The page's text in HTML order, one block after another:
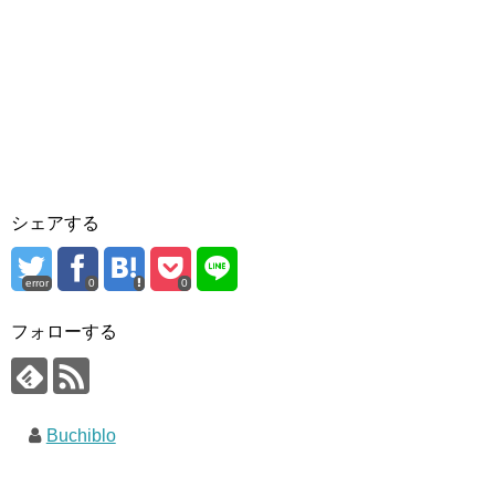
シェアする
error 0 0
フォローする
Buchiblo